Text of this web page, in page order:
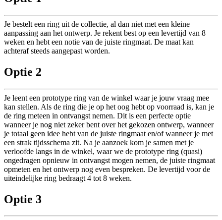
Je bestelt een ring uit de collectie, al dan niet met een kleine
aanpassing aan het ontwerp. Je rekent best op een levertijd van 8
weken en hebt een notie van de juiste ringmaat. De maat kan
achteraf steeds aangepast worden.
Optie 2
Je leent een prototype ring van de winkel waar je jouw vraag mee
kan stellen. Als de ring die je op het oog hebt op voorraad is, kan je
de ring meteen in ontvangst nemen. Dit is een perfecte optie
wanneer je nog niet zeker bent over het gekozen ontwerp, wanneer
je totaal geen idee hebt van de juiste ringmaat en/of wanneer je met
een strak tijdsschema zit. Na je aanzoek kom je samen met je
verloofde langs in de winkel, waar we de prototype ring (quasi)
ongedragen opnieuw in ontvangst mogen nemen, de juiste ringmaat
opmeten en het ontwerp nog even bespreken. De levertijd voor de
uiteindelijke ring bedraagt 4 tot 8 weken.
Optie 3